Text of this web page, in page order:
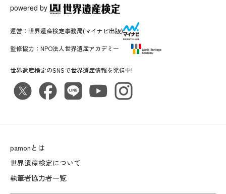
powered by
pamonとは
世界遺産検定について
執筆者協力者一覧
世界遺産検定のSNSで世界遺産情報を発信中!
運営： 世界遺産検定事務局(マイナビ出版)
監修協力： NPO法人世界遺産アカデミー